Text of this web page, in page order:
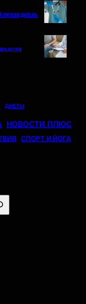
ДИЕТЫ
НОВОСТИ ПЛЮС
СПОРТ И ЙОГА